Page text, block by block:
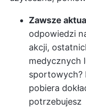
Zawsze
odpowiedzi
akcji,
medycznych
sportowych?
pobiera
potrzebujesz